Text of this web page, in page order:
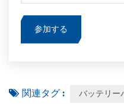
関連タグ : バッテリー